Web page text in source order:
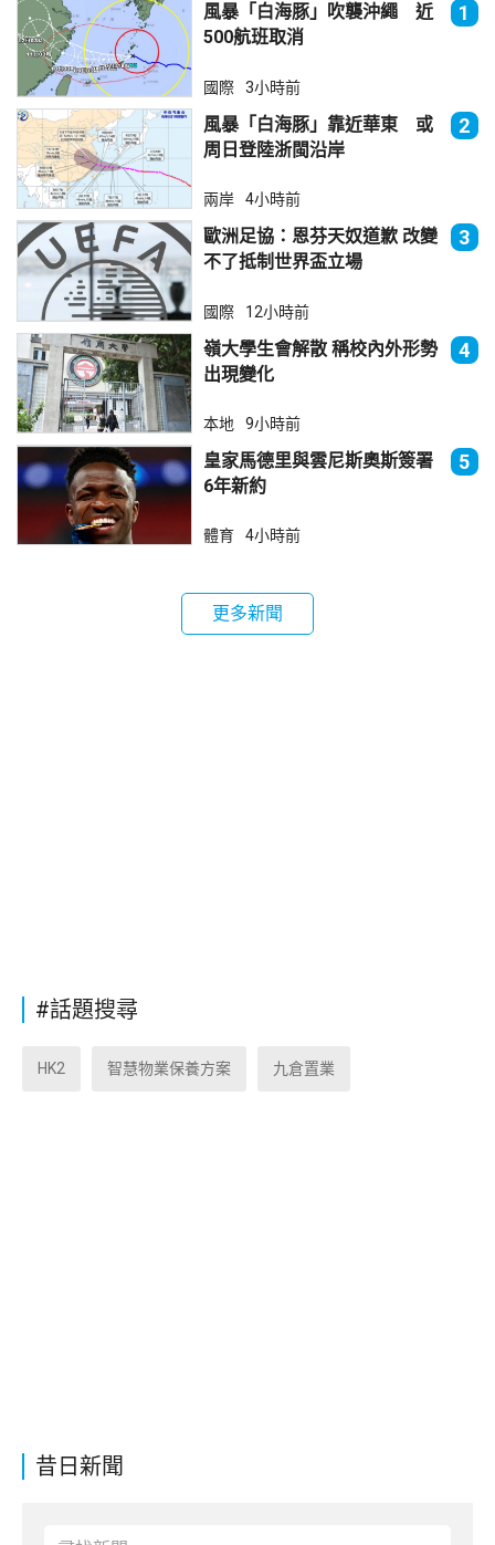
昔日新聞
風暴「白海豚」吹襲沖繩 近
500航班取消
1
國際 3小時前
風暴「白海豚」靠近華東 或
周日登陸浙閩沿岸
2
兩岸 4小時前
歐洲足協：恩芬天奴道歉 改變
不了抵制世界盃立場
3
國際 12小時前
嶺大學生會解散 稱校內外形勢
出現變化
4
本地 9小時前
皇家馬德里與雲尼斯奧斯簽署
6年新約
5
體育 4小時前
更多新聞
#話題搜尋
HK2 智慧物業保養方案 九倉置業